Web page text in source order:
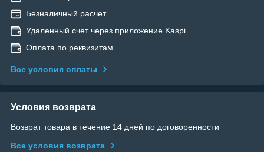
Безналичный расчет.
Удаленный счет через приложение Kaspi
Оплата по реквизитам
Все условия оплаты
Условия возврата
Возврат товара в течение 14 дней по договоренности
Все условия возврата